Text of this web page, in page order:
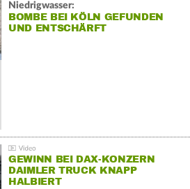
Niedrigwasser:
BOMBE BEI KÖLN GEFUNDEN
UND ENTSCHÄRFT
GEWINN BEI DAX-KONZERN
DAIMLER TRUCK KNAPP
HALBIERT